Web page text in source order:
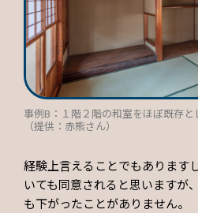
事例B：１階２階の和室をほぼ既存
（提供：赤熊さん）
経験上言えることでもあります
いても同意されると思いますが
も下がったことがありません。